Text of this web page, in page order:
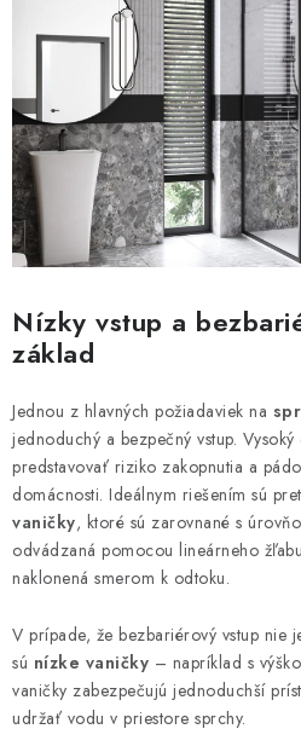
Formulár na vrátenie tovaru
Nízky vstup a
základ
Jednou z hlavných požiadaviek na
jednoduchý a bezpečný vstup.
predstavovať riziko zakopnutia a
domácnosti. Ideálnym riešením sú
vaničky, ktoré sú zarovnané s
odvádzaná pomocou lineárneho
naklonená smerom k odtoku.
V prípade, že bezbariérový vstup nie
sú nízke vaničky – napríklad s
vaničky zabezpečujú jednoduchší
udržať vodu v priestore sprchy.